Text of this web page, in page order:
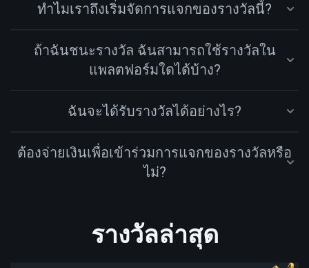
ทำไมเราถึงเริ่มจัดการแจกของรางวัลนี้?
ถ้าฉันชนะรางวัล ฉันสามารถใช้รางวัลใน
แพลตฟอร์มใดได้บ้าง?
ฉันจะได้รับรางวัลได้อย่างไร?
ต้องจ่ายเงินเพื่อเข้าร่วมการแจกของรางวัลหรือ
ไม่?
รางวัลล่าสุด